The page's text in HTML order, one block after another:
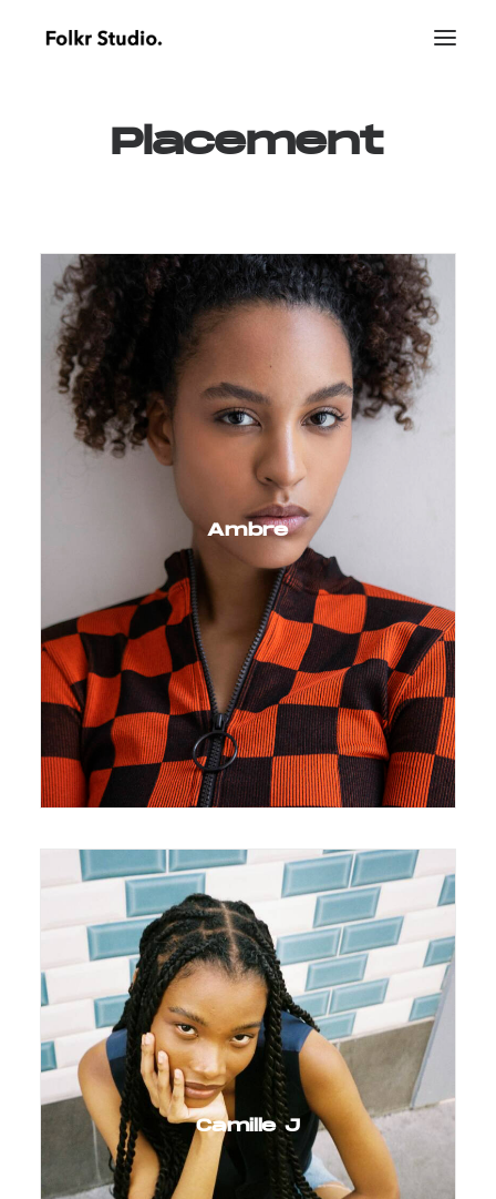
Placement
Ambre
Camille J